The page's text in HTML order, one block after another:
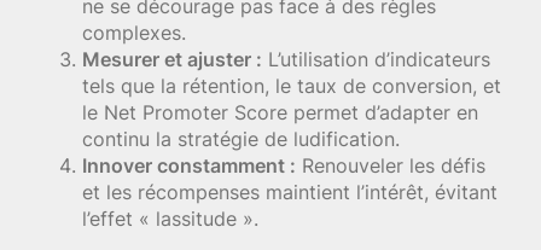
ne se décourage pas face à des règles
complexes.
Mesurer et ajuster : L’utilisation d’indicateurs
tels que la rétention, le taux de conversion, et
le Net Promoter Score permet d’adapter en
continu la stratégie de ludification.
Innover constamment : Renouveler les défis
et les récompenses maintient l’intérêt, évitant
l’effet « lassitude ».